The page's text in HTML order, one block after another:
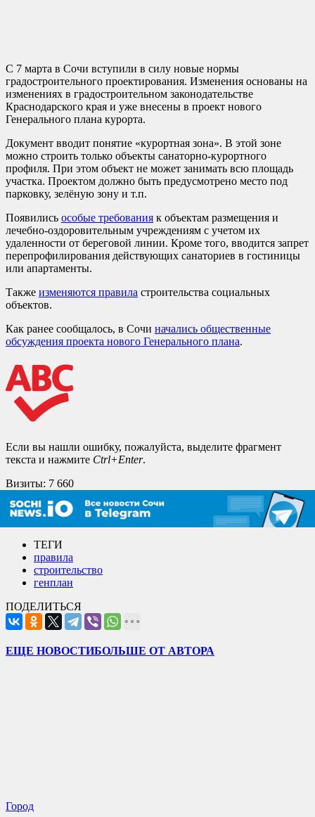
С 7 марта в Сочи вступили в силу новые нормы
градостроительного проектирования. Изменения основаны на
изменениях в градостроительном законодательстве
Краснодарского края и уже внесены в проект нового
Генерального плана курорта.
Документ вводит понятие «курортная зона». В этой зоне
можно строить только объекты санаторно-курортного
профиля. При этом объект не может занимать всю площадь
участка. Проектом должно быть предусмотрено место под
парковку, зелёную зону и т.п.
Появились особые требования к объектам размещения и
лечебно-оздоровительным учреждениям с учетом их
удаленности от береговой линии. Кроме того, вводится запрет
перепрофилирования действующих санаториев в гостиницы
или апартаменты.
Также изменяются правила строительства социальных
объектов.
Как ранее сообщалось, в Сочи начались общественные
обсуждения проекта нового Генерального плана.
Если вы нашли ошибку, пожалуйста, выделите фрагмент
текста и нажмите Ctrl+Enter.
Визиты: 7 660
ТЕГИ
правила
строительство
генплан
ПОДЕЛИТЬСЯ
ЕЩЕ НОВОСТИБОЛЬШЕ ОТ АВТОРА
Город